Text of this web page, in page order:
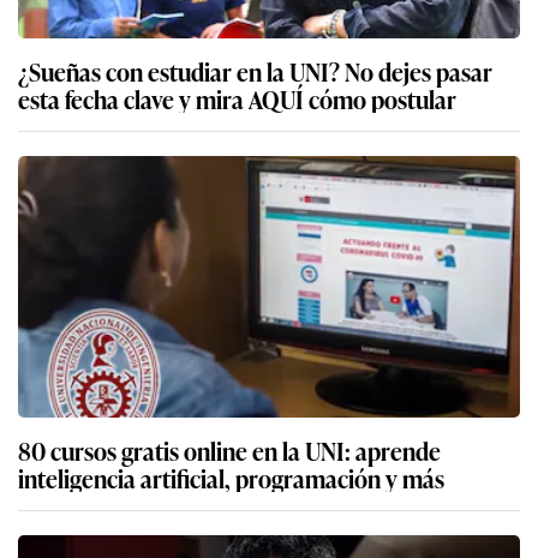
¿Sueñas con estudiar en la UNI? No dejes pasar
esta fecha clave y mira AQUÍ cómo postular
80 cursos gratis online en la UNI: aprende
inteligencia artificial, programación y más